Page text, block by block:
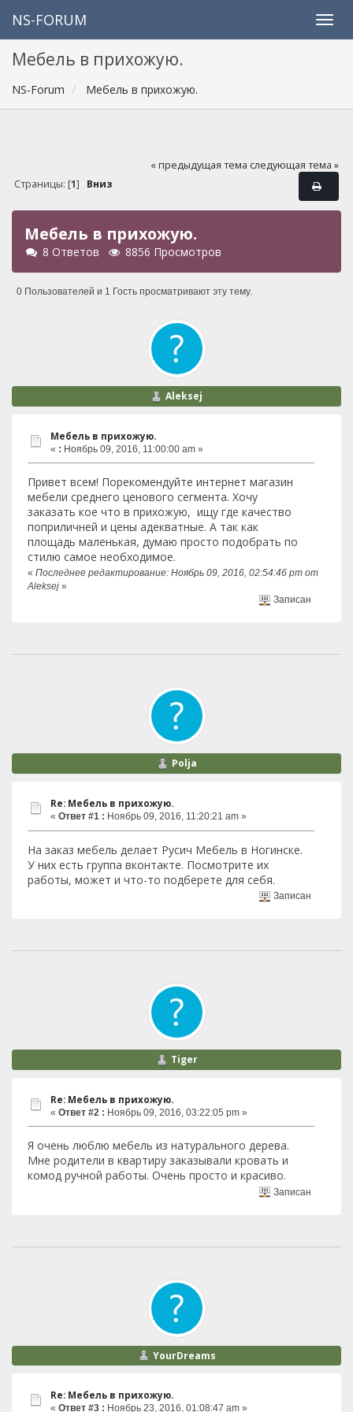
NS-FORUM
Мебель в прихожую.
NS-Forum Мебель в прихожую.
« предыдущая тема следующая тема »
Страницы: [1] Вниз
Мебель в прихожую.
8 Ответов 8856 Просмотров
0 Пользователей и 1 Гость просматривают эту тему.
Aleksej
Мебель в прихожую.
« : Ноябрь 09, 2016, 11:00:00 am »
Привет всем! Порекомендуйте интернет магазин
мебели среднего ценового сегмента. Хочу
заказать кое что в прихожую, ищу где качество
поприличней и цены адекватные. А так как
площадь маленькая, думаю просто подобрать по
стилю самое необходимое.
« Последнее редактирование: Ноябрь 09, 2016, 02:54:46 pm от
Aleksej »
Записан
Polja
Re: Мебель в прихожую.
« Ответ #1 : Ноябрь 09, 2016, 11:20:21 am »
На заказ мебель делает Русич Мебель в Ногинске.
У них есть группа вконтакте. Посмотрите их
работы, может и что-то подберете для себя.
Записан
Tiger
Re: Мебель в прихожую.
« Ответ #2 : Ноябрь 09, 2016, 03:22:05 pm »
Я очень люблю мебель из натурального дерева.
Мне родители в квартиру заказывали кровать и
комод ручной работы. Очень просто и красиво.
Записан
YourDreams
Re: Мебель в прихожую.
« Ответ #3 : Ноябрь 23, 2016, 01:08:47 am »